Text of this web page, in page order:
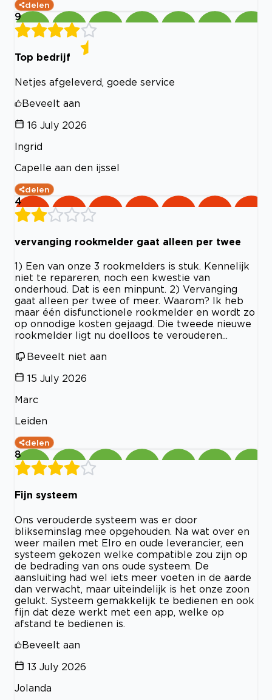
delen
9
Top bedrijf
Netjes afgeleverd, goede service
Beveelt aan
16 July 2026
Ingrid
Capelle aan den ijssel
delen
4
vervanging rookmelder gaat alleen per twee
1) Een van onze 3 rookmelders is stuk. Kennelijk
niet te repareren, noch een kwestie van
onderhoud. Dat is een minpunt. 2) Vervanging
gaat alleen per twee of meer. Waarom? Ik heb
maar één disfunctionele rookmelder en wordt zo
op onnodige kosten gejaagd. Die tweede nieuwe
rookmelder ligt nu doelloos te verouderen...
Beveelt niet aan
15 July 2026
Marc
Leiden
delen
8
Fijn systeem
Ons verouderde systeem was er door
blikseminslag mee opgehouden. Na wat over en
weer mailen met Elro en oude leverancier, een
systeem gekozen welke compatible zou zijn op
de bedrading van ons oude systeem. De
aansluiting had wel iets meer voeten in de aarde
dan verwacht, maar uiteindelijk is het onze zoon
gelukt. Systeem gemakkelijk te bedienen en ook
fijn dat deze werkt met een app, welke op
afstand te bedienen is.
Beveelt aan
13 July 2026
Jolanda